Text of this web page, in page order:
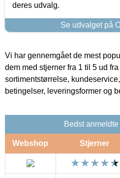
deres udvalg.
Se udvalget på
Vi har gennemgået de mest
dem med stjerner fra 1 til 5 ud
sortimentstørrelse,
betingelser, leveringsformer og
Bedst
Webshop Stjerner